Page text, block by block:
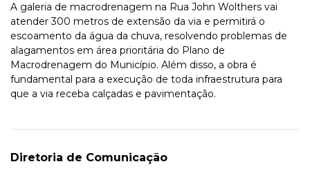
A galeria de macrodrenagem na Rua John Wolthers vai
atender 300 metros de extensão da via e permitirá o
escoamento da água da chuva, resolvendo problemas de
alagamentos em área prioritária do Plano de
Macrodrenagem do Município. Além disso, a obra é
fundamental para a execução de toda infraestrutura para
que a via receba calçadas e pavimentação.
Diretoria de Comunicação